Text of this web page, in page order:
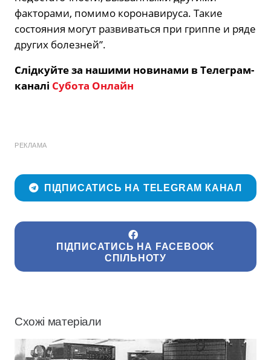
факторами, помимо коронавируса. Такие
состояния могут развиваться при гриппе и ряде
других болезней”.
Слідкуйте за нашими новинами в Телеграм-
каналі Субота Онлайн
РЕКЛАМА
ПІДПИСАТИСЬ НА TELEGRAM КАНАЛ
ПІДПИСАТИСЬ НА FACEBOOK
СПІЛЬНОТУ
Схожі матеріали